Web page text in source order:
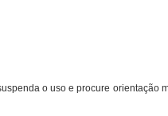
o uso e procure orientação